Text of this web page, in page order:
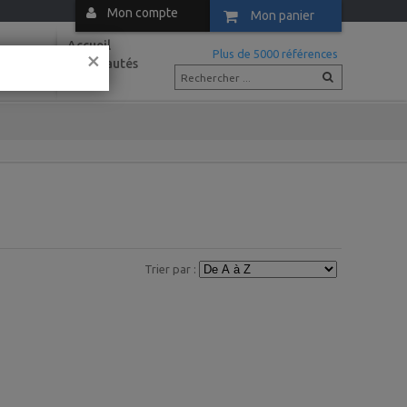
×
Mon compte Mon panier
Accueil
Nouveautés
Plus de 5000 références
Trier par :